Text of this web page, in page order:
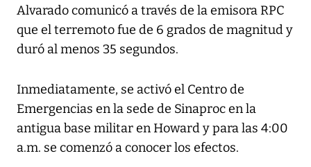
Alvarado comunicó a través de la emisora RPC
que el terremoto fue de 6 grados de magnitud y
duró al menos 35 segundos.
Inmediatamente, se activó el Centro de
Emergencias en la sede de Sinaproc en la
antigua base militar en Howard y para las 4:00
a.m. se comenzó a conocer los efectos.